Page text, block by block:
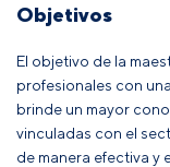
Objetivos
El objetivo de la
profesionales con
brinde un mayor
vinculadas con el
de manera efectiva y